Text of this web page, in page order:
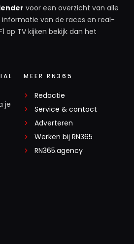
voor een overzicht van alle
van de races en real-
op TV kijken bekijk dan het
je
MEER RN365
Redactie
Service & contact
Adverteren
Werken bij RN365
RN365.agency